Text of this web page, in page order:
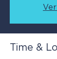
Time &